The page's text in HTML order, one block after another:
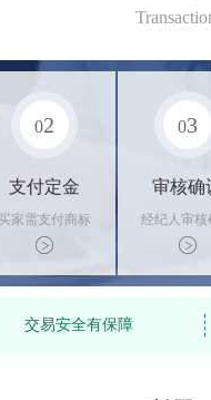
02
支付定金
家需支付商标
标价的10%的购
买订金
03
审核确
经纪人审核
商标状态
交易安全有保障